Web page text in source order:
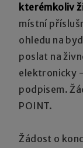
kterémkoliv
místní
ohledu na
poslat na
elektronicky
podpisem.
POINT.
Žádost o